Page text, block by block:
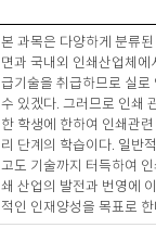
본 과목은 다양하게 분류
면과 국내외 인쇄산업체
급기술을 취급하므로 실
수 있겠다. 그러므로 인쇄
한 학생에 한하여 인쇄관
리 단계의 학습이다. 일반
고도 기술까지 터득하여
쇄 산업의 발전과 번영에
적인 인재양성을 목표로